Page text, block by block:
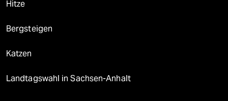
Hitze
Bergsteigen
Katzen
Landtagswahl in Sachsen-Anhalt